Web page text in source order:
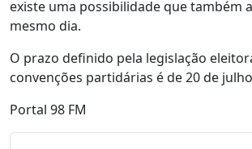
existe uma possibilidade que também
mesmo dia.
O prazo definido pela legislação
convenções partidárias é de 20 de
Portal 98 FM